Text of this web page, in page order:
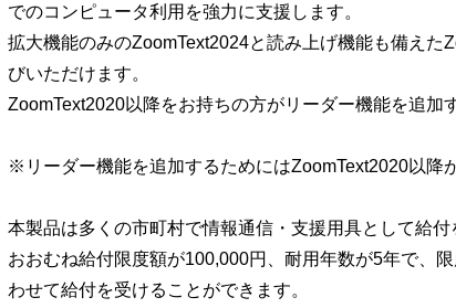
でのコンピュータ利用を強力に支援します。
拡大機能のみのZoomText2024と読み上げ機能も備えた
びいただけます。
ZoomText2020以降をお持ちの方がリーダー機能を追加
※リーダー機能を追加するためにはZoomText2020以降
本製品は多くの市町村で情報通信・支援用具として給付
おおむね給付限度額が100,000円、耐用年数が5年で、
わせて給付を受けることができます。